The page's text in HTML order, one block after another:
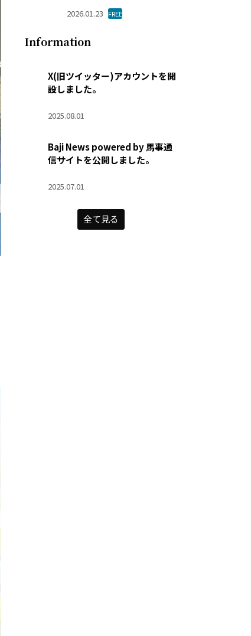
2026.01.23 FREE
Information
X(旧ツイッター)アカウントを開
設しました。
2025.08.01
Baji News powered by 馬事通
信サイトを公開しました。
2025.07.01
全て見る